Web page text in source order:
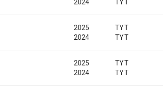
2024
TYT
2025
2024
TYT
TYT
2025
2024
TYT
TYT